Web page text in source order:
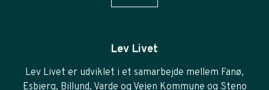
Lev Livet
Lev Livet er udviklet i et samarbejde mellem Fanø,
Esbjerg, Billund, Varde og Vejen Kommune og Steno